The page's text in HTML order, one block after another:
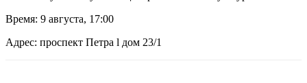
Время: 9 августа, 17:00
Адрес: проспект Петра l дом 23/1